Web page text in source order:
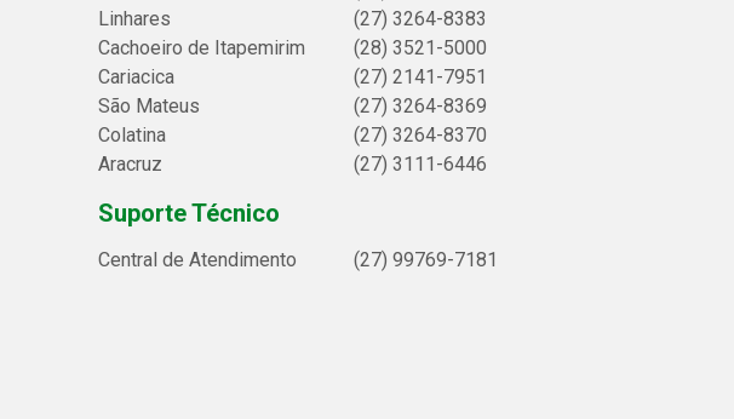
Linhares
(27) 3264-8383
Cachoeiro de Itapemirim
(28) 3521-5000
Cariacica
(27) 2141-7951
São Mateus
(27) 3264-8369
Colatina
(27) 3264-8370
Aracruz
(27) 3111-6446
Suporte Técnico
Central de Atendimento (27) 99769-7181